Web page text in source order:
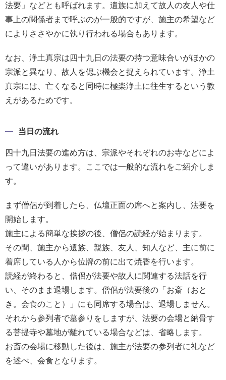
ル・
Q&A
ん
な
の
文
例
に
る
電
報-
Tips
集
お
悔
や
み
法要」などとも呼ばれます。遺族に加えて故人の友人や仕
事上の関係者まで呼ぶのが一般的ですが、施主の希望など
によりささやかに執り行われる場合もあります。
なお、浄土真宗は四十九日の法要の持つ意味合いがほかの
宗派と異なり、故人を偲ぶ機会と捉えられています。浄土
真宗には、亡くなると同時に極楽浄土に往生するという教
えがあるためです。
当日の流れ
四十九日法要の進め方は、宗派やそれぞれのお寺などによ
って違いがあります。ここでは一般的な流れをご紹介しま
す。
まず僧侶が到着したら、仏壇正面の席へと案内し、法要を
開始します。
施主による簡単な挨拶の後、僧侶の読経が始まります。
その間、施主から遺族、親族、友人、知人など、主に前に
着席している人から位牌の前に出て焼香を行います。
読経が終わると、僧侶が法要や故人に関連する法話を行
い、そのまま退場します。僧侶が法要後の「お斎（おと
き。会食のこと）」にも同席する場合は、退場しません。
それから参列者で墓参りをしますが、法要の会場と納骨す
る菩提寺や墓地が離れている場合などは、省略します。
お斎の会場に移動した後は、施主が法要の参列者に礼など
を述べ、会食となります。